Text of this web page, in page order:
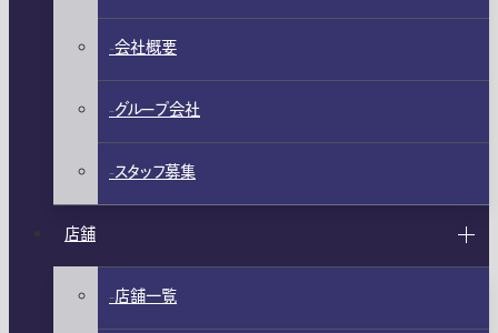
会社概要
グループ会社
スタッフ募集
店舗
店舗一覧